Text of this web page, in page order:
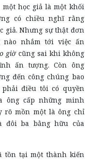
học giả là một khối
có chiều nghĩ rằng
giả. Nhưng sự thật đơn
nhắm tới việc ấn
giờcũng sai khi không
ấn tượng. Còn ông
đến công chúng bao
điều tôi có quyền
ông cấp những minh
rõ mồn một là ông chỉ
đôi ba bằng hữu của
tồn tại một thành kiến